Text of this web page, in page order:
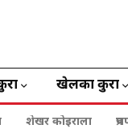
खेलका कुरा
शेखर कोइराला